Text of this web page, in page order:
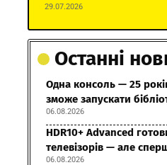
29.07.2026
Останні
Одна консоль — 25
зможе запускати
06.08.2026
HDR10+ Advanced
телевізорів — але
06.08.2026